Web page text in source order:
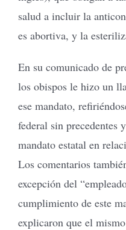
salud a incluir la
es abortiva, y la
En su comunicado de
los obispos le hizo un
ese mandato,
federal sin precedentes
mandato estatal en
Los comentarios
excepción del
cumplimiento de este
explicaron que el